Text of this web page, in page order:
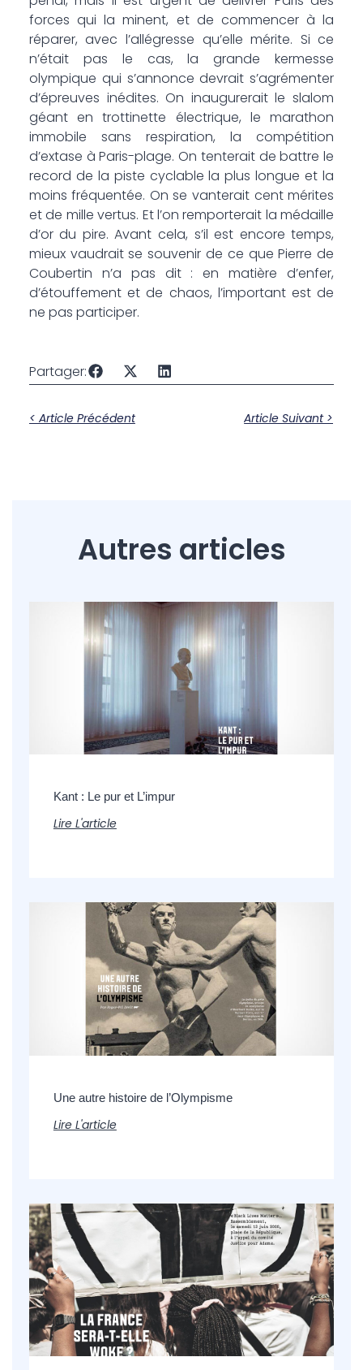
forces qui la minent, et de commencer à la
réparer, avec l’allégresse qu’elle mérite. Si ce
n’était pas le cas, la grande kermesse
olympique qui s’annonce devrait s’agrémenter
d’épreuves inédites. On inaugurerait le slalom
géant en trottinette électrique, le marathon
immobile sans respiration, la compétition
d’extase à Paris-plage. On tenterait de battre le
record de la piste cyclable la plus longue et la
moins fréquentée. On se vanterait cent mérites
et de mille vertus. Et l’on remporterait la médaille
d’or du pire. Avant cela, s’il est encore temps,
mieux vaudrait se souvenir de ce que Pierre de
Coubertin n’a pas dit : en matière d’enfer,
d’étouffement et de chaos, l’important est de
ne pas participer.
Partager:
< Article Précédent Article Suivant >
Autres articles
Kant : Le pur et L’impur
Lire L'article
Une autre histoire de l’Olympisme
Lire L'article